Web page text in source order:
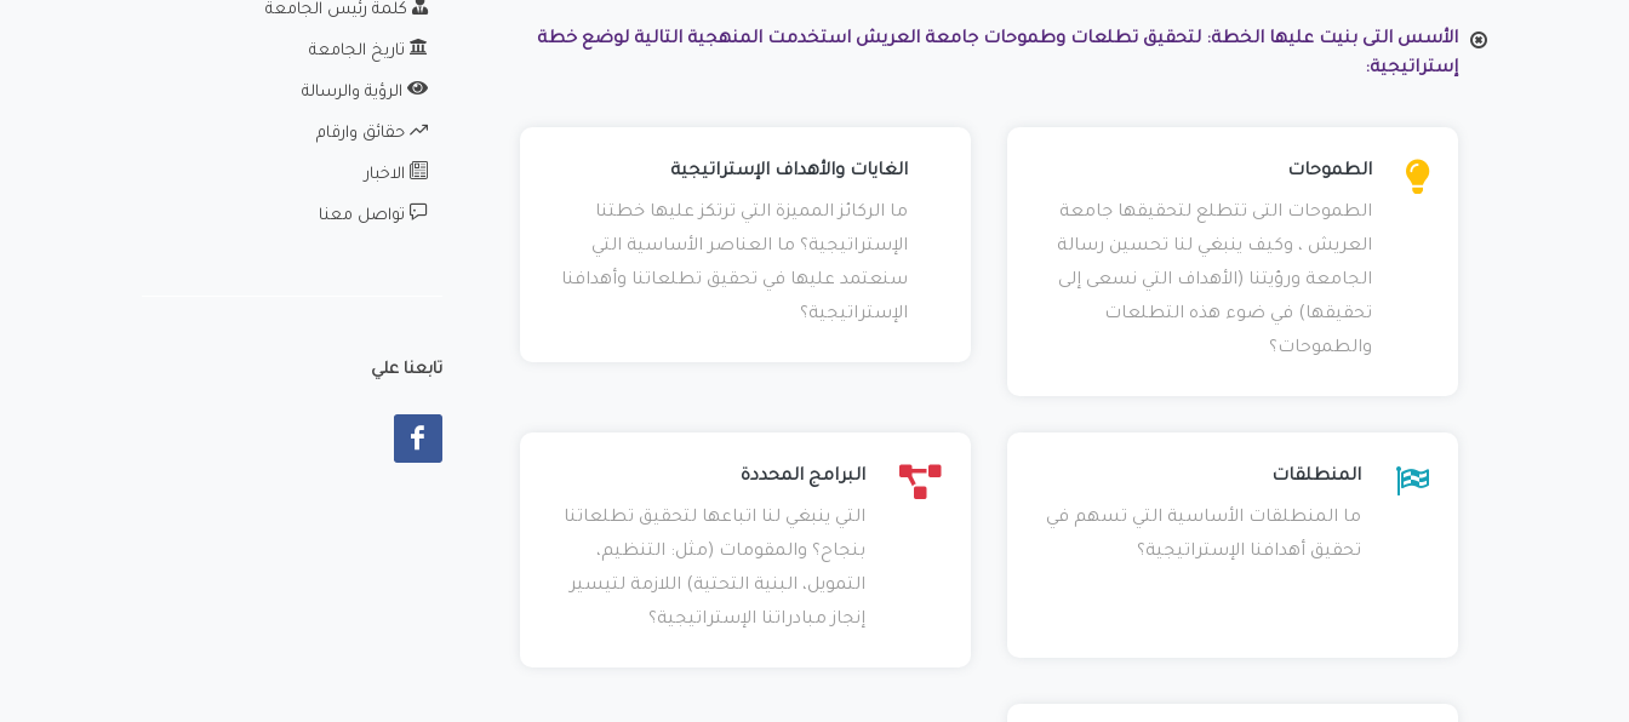
الأسس التى بنيت عليها الخطة: لتحقيق تطلعات وطموحات جامعة العريش استخدمت المنهجية التالية لوضع خطة
إستراتيجية:
الطموحات
الطموحات التى تتطلع لتحقيقها جامعة
العريش ، وكيف ينبغي لنا تحسين رسالة
الجامعة ورؤيتنا (الأهداف التي نسعى إلى
تحقيقها) في ضوء هذه التطلعات
والطموحات؟
الغايات والأهداف الإستراتيجية
ما الركائز المميزة التي ترتكز عليها خطتنا
الإستراتيجية؟ ما العناصر الأساسية التي
سنعتمد عليها في تحقيق تطلعاتنا وأهدافنا
الإستراتيجية؟
المنطلقات
ما المنطلقات الأساسية التي تسهم في
تحقيق أهدافنا الإستراتيجية؟
البرامج المحددة
التي ينبغي لنا اتباعها لتحقيق تطلعاتنا
بنجاح؟ والمقومات (مثل: التنظيم،
التمويل، البنية التحتية) اللازمة لتيسير
إنجاز مبادراتنا الإستراتيجية؟
كلمة رئيس الجامعة
تاريخ الجامعة
الرؤية والرسالة
حقائق وارقام
الاخبار
تواصل معنا
تابعنا علي